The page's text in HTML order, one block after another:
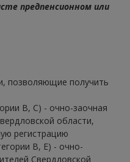
предпенсионном или
позволяющие получить
B, C) - очно-заочная
области,
регистрацию
В, Е) - очно-
Свердловской